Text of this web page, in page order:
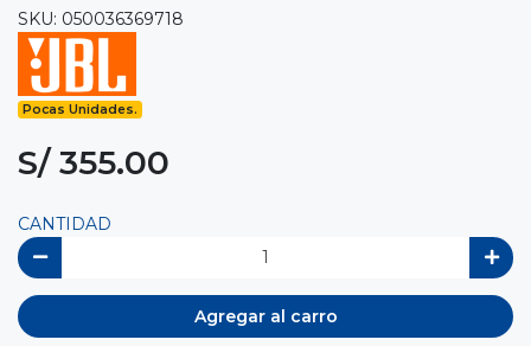
SKU: 050036369718
Pocas Unidades.
S/ 355.00
CANTIDAD
Agregar al carro